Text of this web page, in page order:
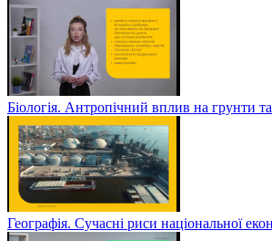
Біологія. Антропічний вплив на грунти
Географія. Сучасні риси національної